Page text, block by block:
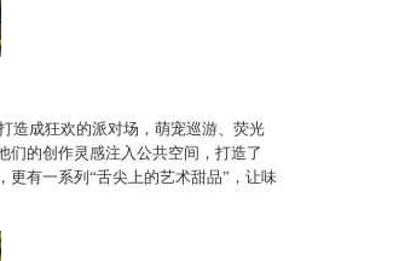
造成狂欢的派对场 ，萌宠巡游、荧光
的创作灵感注入公共空间，打造了
有一系列“舌尖上的艺术甜品”，让味